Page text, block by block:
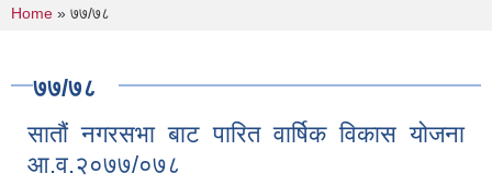
You are here
Home » ७७/७८
७७/७८
सातौं नगरसभा बाट पारित वार्षिक विकास योजना
आ.व.२०७७/०७८